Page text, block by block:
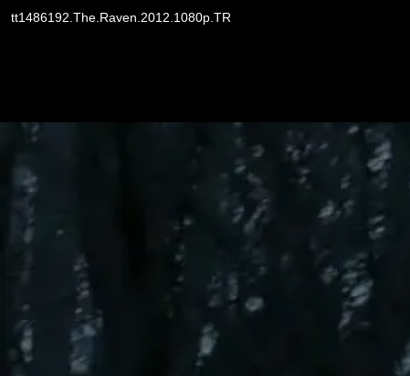
tt1486192.The.Raven.2012.1080p.TR